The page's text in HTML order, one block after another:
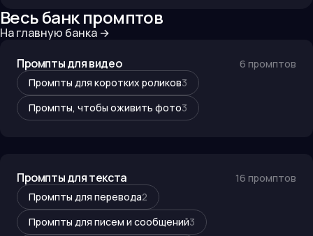
Весь банк промптов
На главную банка →
Промпты для видео
6 промптов
Промпты для коротких роликов3
Промпты, чтобы оживить фото3
Промпты для текста 16 промптов
Промпты для перевода2
Промпты для писем и сообщений3